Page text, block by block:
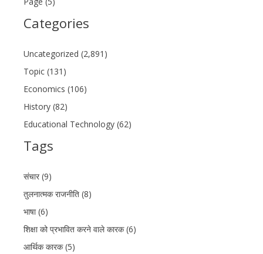
Categories
Uncategorized (2,891)
Topic (131)
Economics (106)
History (82)
Educational Technology (62)
Tags
संचार (9)
तुलनात्मक राजनीति (8)
भाषा (6)
शिक्षा को प्रभावित करने वाले कारक (6)
आर्थिक कारक (5)